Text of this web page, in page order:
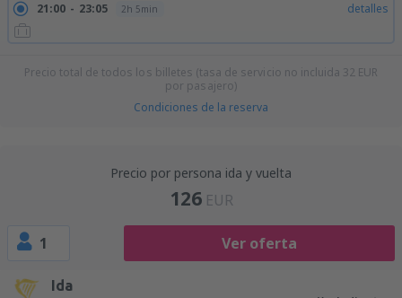
21:00 23:05 2h 5min detalles
Precio total de todos los billetes (tasa de servicio no incluida 32 EUR
por pasajero)
Condiciones de la reserva
Precio por persona ida y vuelta
126 EUR
1 Ver oferta
Ida